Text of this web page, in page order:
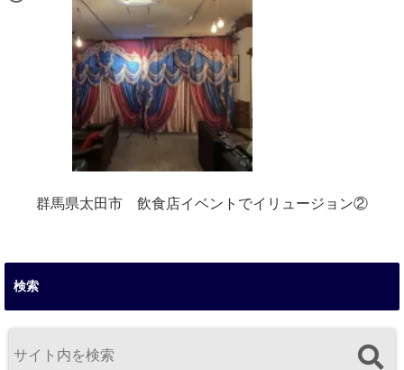
群馬県太田市 飲食店イベントでイリュージョン②
検索